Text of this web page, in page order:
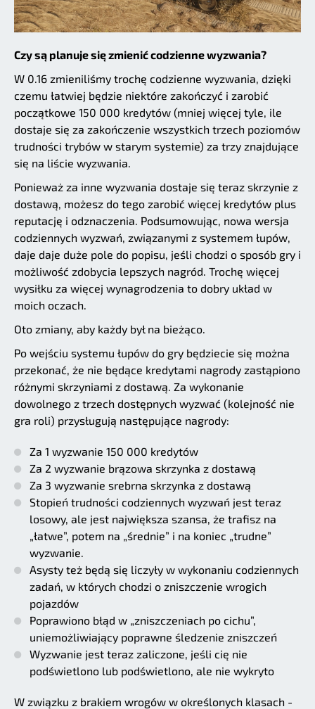
Czy są planuje się zmienić codzienne wyzwania?
W 0.16 zmieniliśmy trochę codzienne wyzwania, dzięki
czemu łatwiej będzie niektóre zakończyć i zarobić
początkowe 150 000 kredytów (mniej więcej tyle, ile
dostaje się za zakończenie wszystkich trzech poziomów
trudności trybów w starym systemie) za trzy znajdujące
się na liście wyzwania.
Ponieważ za inne wyzwania dostaje się teraz skrzynie z
dostawą, możesz do tego zarobić więcej kredytów plus
reputację i odznaczenia. Podsumowując, nowa wersja
codziennych wyzwań, związanymi z systemem łupów,
daje daje duże pole do popisu, jeśli chodzi o sposób gry i
możliwość zdobycia lepszych nagród. Trochę więcej
wysiłku za więcej wynagrodzenia to dobry układ w
moich oczach.
Oto zmiany, aby każdy był na bieżąco.
Po wejściu systemu łupów do gry będziecie się można
przekonać, że nie będące kredytami nagrody zastąpiono
różnymi skrzyniami z dostawą. Za wykonanie
dowolnego z trzech dostępnych wyzwać (kolejność nie
gra roli) przysługują następujące nagrody:
Za 1 wyzwanie 150 000 kredytów
Za 2 wyzwanie brązowa skrzynka z dostawą
Za 3 wyzwanie srebrna skrzynka z dostawą
Stopień trudności codziennych wyzwań jest teraz
losowy, ale jest największa szansa, że trafisz na
„łatwe”, potem na „średnie” i na koniec „trudne”
wyzwanie.
Asysty też będą się liczyły w wykonaniu codziennych
zadań, w których chodzi o zniszczenie wrogich
pojazdów
Poprawiono błąd w „zniszczeniach po cichu”,
uniemożliwiający poprawne śledzenie zniszczeń
Wyzwanie jest teraz zaliczone, jeśli cię nie
podświetlono lub podświetlono, ale nie wykryto
W związku z brakiem wrogów w określonych klasach -